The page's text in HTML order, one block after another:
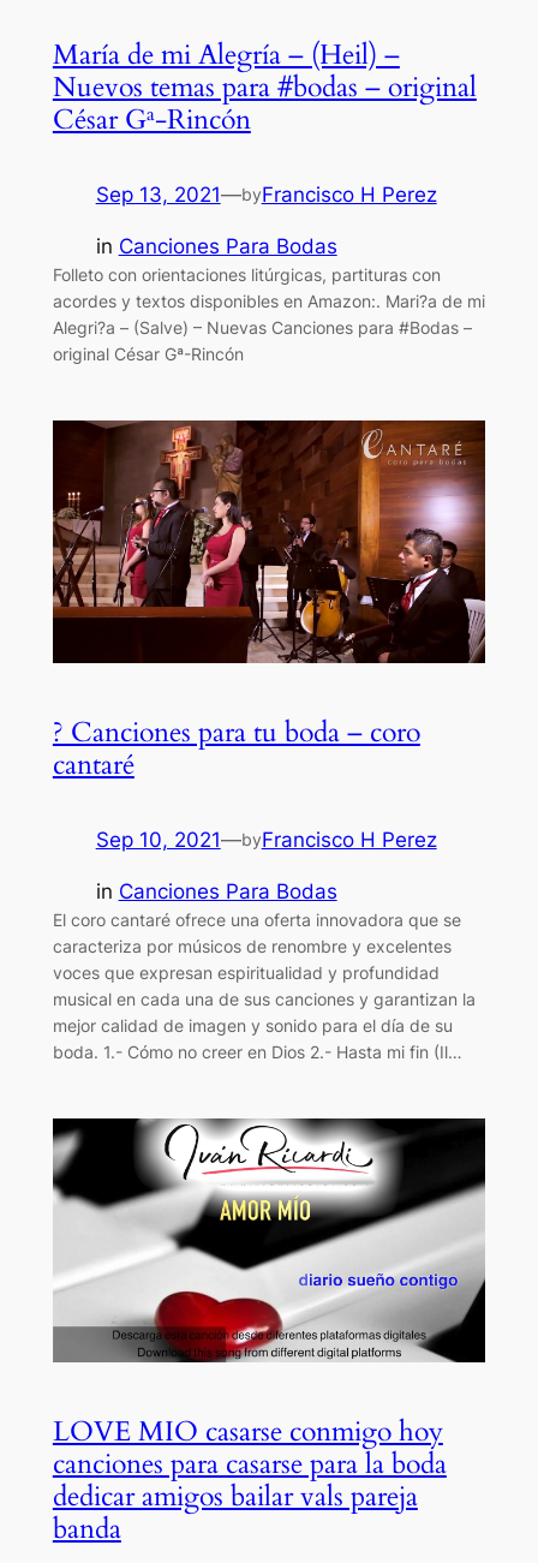
María de mi Alegría – (Heil) –
Nuevos temas para #bodas – original
César Gª-Rincón
Sep 13, 2021—byFrancisco H Perez
in Canciones Para Bodas
Folleto con orientaciones litúrgicas, partituras con
acordes y textos disponibles en Amazon:. Mari?a de mi
Alegri?a – (Salve) – Nuevas Canciones para #Bodas –
original César Gª-Rincón
? Canciones para tu boda – coro
cantaré
Sep 10, 2021—byFrancisco H Perez
in Canciones Para Bodas
El coro cantaré ofrece una oferta innovadora que se
caracteriza por músicos de renombre y excelentes
voces que expresan espiritualidad y profundidad
musical en cada una de sus canciones y garantizan la
mejor calidad de imagen y sonido para el día de su
boda. 1.- Cómo no creer en Dios 2.- Hasta mi fin (Il…
LOVE MIO casarse conmigo hoy
canciones para casarse para la boda
dedicar amigos bailar vals pareja
banda